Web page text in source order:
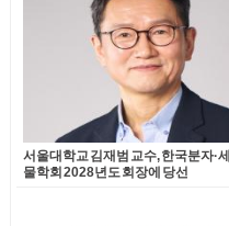
서울대학교 김재범 교수, 한국분자·
물학회 2028년도 회장에 당선